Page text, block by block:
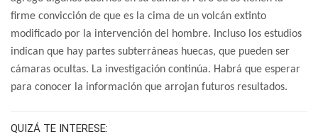
firme convicción de que es la cima de un volcán extinto
modificado por la intervención del hombre. Incluso los estudios
indican que hay partes subterráneas huecas, que pueden ser
cámaras ocultas. La investigación continúa. Habrá que esperar
para conocer la información que arrojan futuros resultados.
QUIZÁ TE INTERESE: